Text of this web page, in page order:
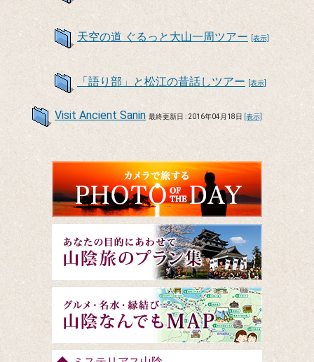
天空の道 ぐるっと大山一周ツアー [表示]
「語り部」と松江の昔話しツアー [表示]
Visit Ancient Sanin 最終更新日 : 2016年04月18日 [表示]